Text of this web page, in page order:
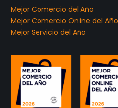
Mejor Comercio del Año
Mejor Comercio Online del Año
Mejor Servicio del Año